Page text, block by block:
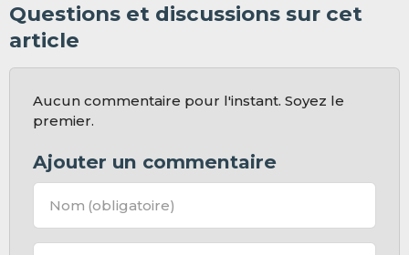
Questions et discussions sur cet
article
Aucun commentaire pour l'instant. Soyez le
premier.
Ajouter un commentaire
Nom (obligatoire)